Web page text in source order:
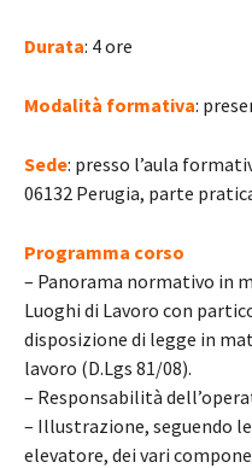
Durata: 4 ore
Modalità formativa:
Sede: presso l’aula
06132 Perugia, parte
Programma corso
– Panorama normativo in
Luoghi di Lavoro con
disposizione di legge in
lavoro (D.Lgs 81/08).
– Responsabilità
– Illustrazione, seguendo
elevatore, dei vari